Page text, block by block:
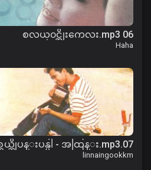
06 စလယ္၀င္အိုးကေလး.mp3
Haha
07.ခ်စ္တယ္ဆိုပန္းပန္ပါ - အထြန္း.mp3
linnaingookkm